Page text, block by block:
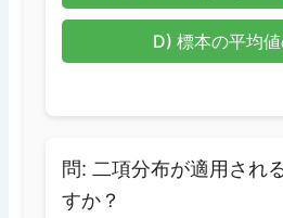
D) 標本の平均
問: 二項分布が適用され
すか？